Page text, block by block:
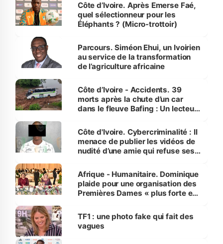
Côte d’Ivoire. Après Emerse Faé,
quel sélectionneur pour les
Éléphants ? (Micro-trottoir)
Parcours. Siméon Ehui, un Ivoirien
au service de la transformation
de l’agriculture africaine
Côte d’Ivoire - Accidents. 39
morts après la chute d’un car
dans le fleuve Bafing : Un lecteur
des Transports
Côte d'Ivoire. Cybercriminalité : Il
menace de publier les vidéos de
nudité d’une amie qui refuse ses
Afrique - Humanitaire. Dominique
plaide pour une organisation des
Premières Dames « plus forte et
sur la scène internationale »
TF1 : une photo fake qui fait des
vagues